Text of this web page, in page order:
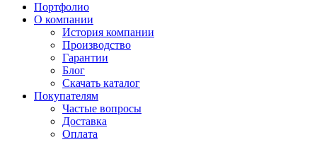
Портфолио
О компании
История компании
Производство
Гарантии
Блог
Скачать каталог
Покупателям
Частые вопросы
Доставка
Оплата